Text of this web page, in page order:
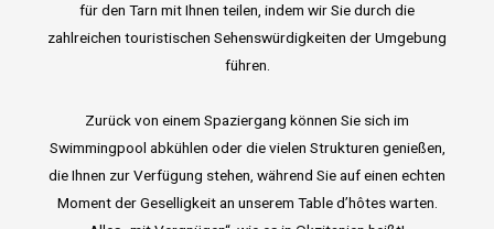
für den Tarn mit Ihnen teilen, indem wir Sie durch die
zahlreichen touristischen Sehenswürdigkeiten der Umgebung
führen.
Zurück von einem Spaziergang können Sie sich im
Swimmingpool abkühlen oder die vielen Strukturen genießen,
die Ihnen zur Verfügung stehen, während Sie auf einen echten
Moment der Geselligkeit an unserem Table d’hôtes warten.